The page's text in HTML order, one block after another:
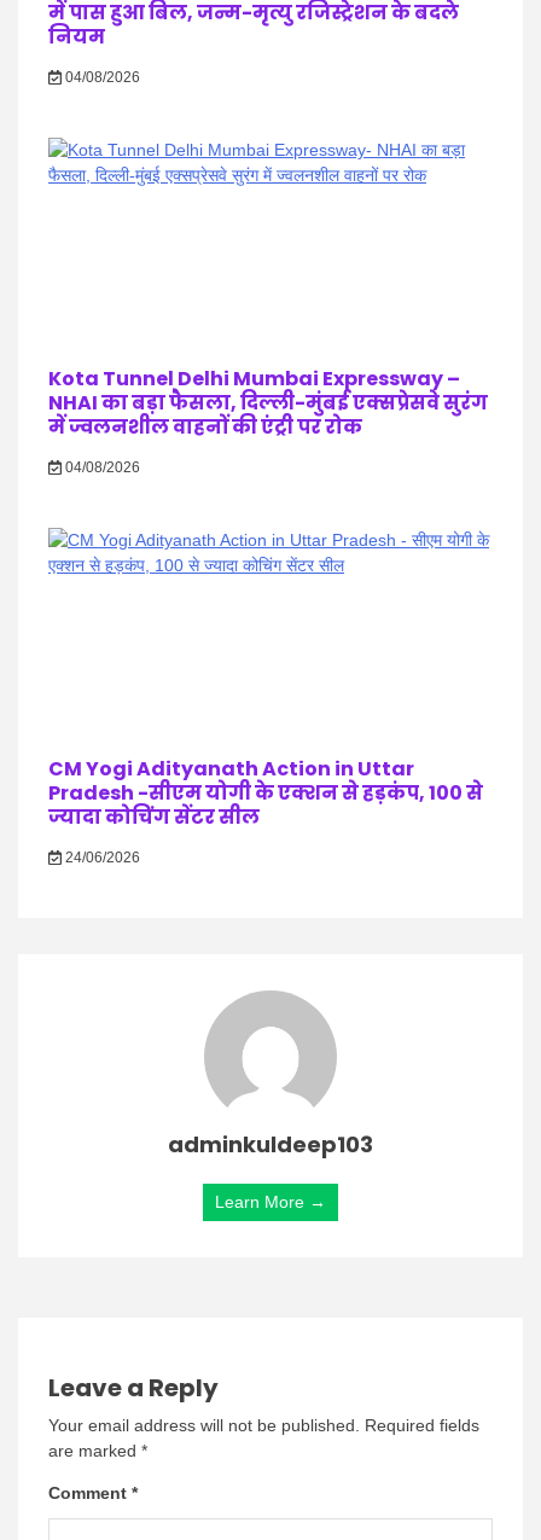
में पास हुआ बिल, जन्म-मृत्यु रजिस्ट्रेशन के बदले
नियम
04/08/2026
Kota Tunnel Delhi Mumbai Expressway –
NHAI का बड़ा फैसला, दिल्ली-मुंबई एक्सप्रेसवे सुरंग
में ज्वलनशील वाहनों की एंट्री पर रोक
04/08/2026
CM Yogi Adityanath Action in Uttar
Pradesh -सीएम योगी के एक्शन से हड़कंप, 100 से
ज्यादा कोचिंग सेंटर सील
24/06/2026
adminkuldeep103
Learn More →
Leave a Reply
Your email address will not be published.
Required fields
are marked *
Comment *